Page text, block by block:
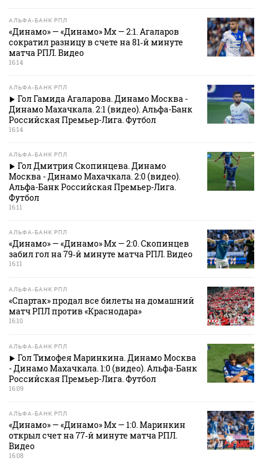
АЛЬФА-БАНК РПЛ
«Динамо» — «Динамо» Мх — 2:1. Агаларов
сократил разницу в счете на 81‑й минуте
матча РПЛ. Видео
16:14
АЛЬФА-БАНК РПЛ
Гол Гамида Агаларова. Динамо Москва -
Динамо Махачкала. 2:1 (видео). Альфа-Банк
Российская Премьер-Лига. Футбол
16:14
АЛЬФА-БАНК РПЛ
Гол Дмитрия Скопинцева. Динамо
Москва - Динамо Махачкала. 2:0 (видео).
Альфа-Банк Российская Премьер-Лига.
Футбол
16:11
АЛЬФА-БАНК РПЛ
«Динамо» — «Динамо» Мх — 2:0. Скопинцев
забил гол на 79‑й минуте матча РПЛ. Видео
16:11
АЛЬФА-БАНК РПЛ
«Спартак» продал все билеты на домашний
матч РПЛ против «Краснодара»
16:10
АЛЬФА-БАНК РПЛ
Гол Тимофея Маринкина. Динамо Москва
- Динамо Махачкала. 1:0 (видео). Альфа-Банк
Российская Премьер-Лига. Футбол
16:09
АЛЬФА-БАНК РПЛ
«Динамо» — «Динамо» Мх — 1:0. Маринкин
открыл счет на 77‑й минуте матча РПЛ.
Видео
16:08